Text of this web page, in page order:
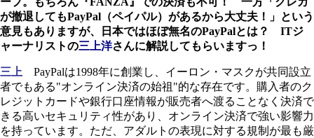
が撤退してもPayPal（ペイパル）があるから大丈夫！」という
意見もありますが、日本ではほぼ無名のPayPalとは？ ITジ
ャーナリストの三上洋さんに解説してもらいますっ！
三上 PayPalは1998年に創業し、イーロン・マスクが共同設立
者でもある"オンライン決済の始祖"的な存在です。購入者のク
レジットカードや銀行口座情報が販売者へ渡ることなく決済で
きる高いセキュリティ性があり、オンライン決済で強い影響力
を持っています。ただ、アダルトの表現に対する規制が最も厳